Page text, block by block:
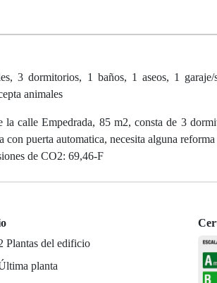
3 dormitorios, 1 baños, 1 aseos, 1
animales
calle Empedrada, 85 m2, consta de 3
puerta automatica, necesita alguna reforma
de CO2: 69,46-F
Plantas del edificio
planta